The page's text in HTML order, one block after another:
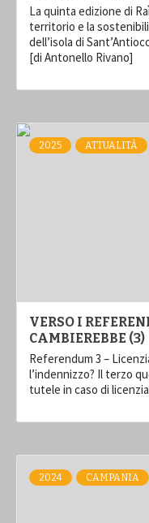
La quinta edizione di
territorio e la
dell’isola di
[di Antonello Rivano]
2025 ATTUALITÀ
VERSO I
CAMBIEREBBE (3)
Referendum 3 –
l’indennizzo? Il terzo
tutele in caso di
2024 CAMPANIA